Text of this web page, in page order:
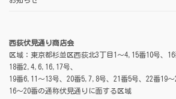
西荻伏見通り商店会
区域：東京都杉並区西荻北3丁目1～4,15番10号、
18番2,4,6,16,17号、
19番6,11～13号、20番5,7,8号、21番5号、22番19
16～20番の通称伏見通りに面する区域